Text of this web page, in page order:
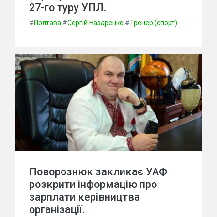
27-го туру УПЛ.
#Полтава #Сергій Назаренко #Тренер (спорт)
Поворознюк закликає УАФ
розкрити інформацію про
зарплати керівництва
організації.